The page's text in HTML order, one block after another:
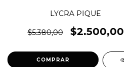
LYCRA PIQUE
$5.380,00 $2.500,00
COMPRAR